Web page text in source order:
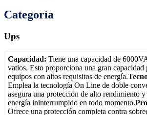
Categoría
Ups
Capacidad: Tiene una capacidad de
vatios. Esto proporciona una gran capacidad
equipos con altos requisitos de energía.
Emplea la tecnología On Line de doble
asegura una protección de alto rendimiento
energía ininterrumpido en todo momento.
Ofrece una protección completa contra